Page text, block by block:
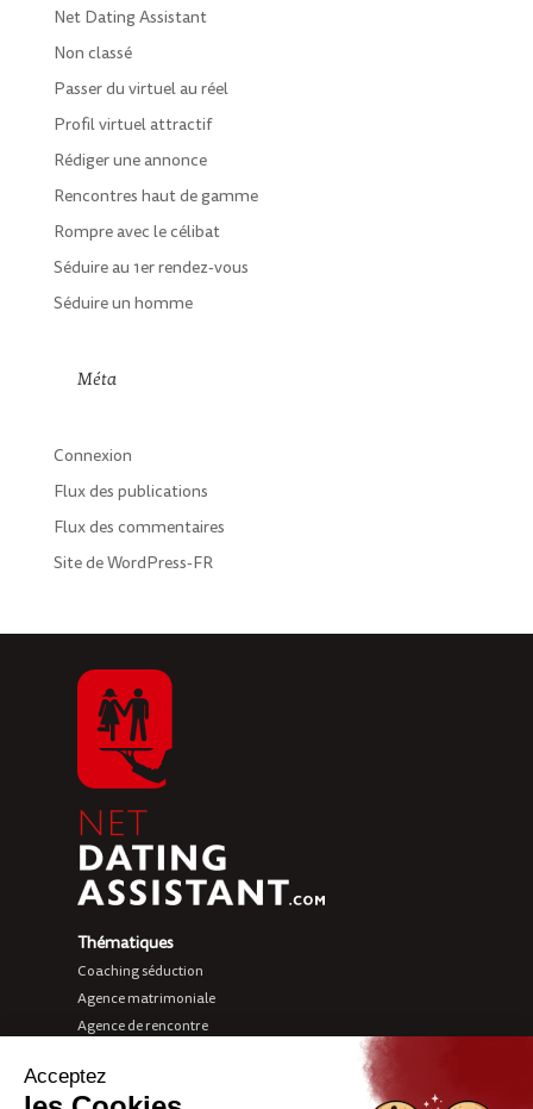
Net Dating Assistant
Non classé
Passer du virtuel au réel
Profil virtuel attractif
Rédiger une annonce
Rencontres haut de gamme
Rompre avec le célibat
Séduire au 1er rendez-vous
Séduire un homme
Méta
Connexion
Flux des publications
Flux des commentaires
Site de WordPress-FR
Thématiques
Coaching séduction
Agence matrimoniale
Agence de rencontre
Sites de rencontre